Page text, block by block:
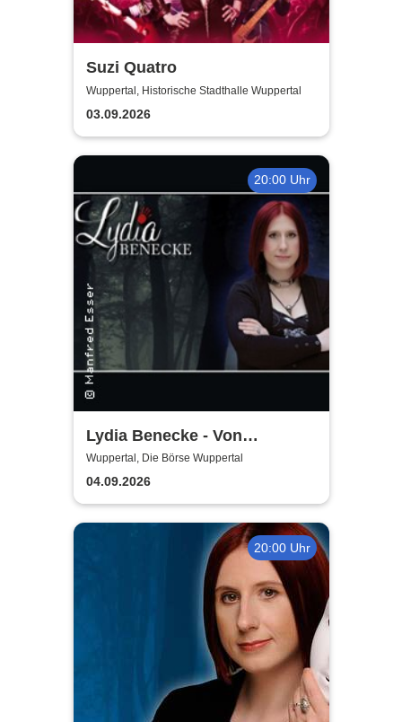
Suzi Quatro
Wuppertal, Historische Stadthalle Wuppertal
03.09.2026
20:00 Uhr
Lydia Benecke - Von
Hochstapelei, Betrug und
Gaslighting
Wuppertal, Die Börse Wuppertal
04.09.2026
20:00 Uhr